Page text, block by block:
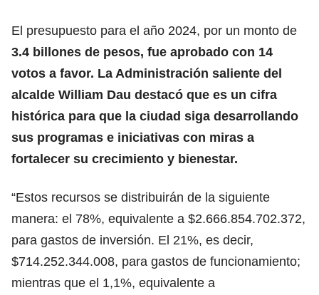
El presupuesto para el año 2024, por un monto de
3.4 billones de pesos, fue aprobado con 14
votos a favor. La Administración saliente del
alcalde William Dau destacó que es un cifra
histórica para que la ciudad siga desarrollando
sus programas e iniciativas con miras a
fortalecer su crecimiento y bienestar.
“Estos recursos se distribuirán de la siguiente
manera: el 78%, equivalente a $2.666.854.702.372,
para gastos de inversión. El 21%, es decir,
$714.252.344.008, para gastos de funcionamiento;
mientras que el 1,1%, equivalente a